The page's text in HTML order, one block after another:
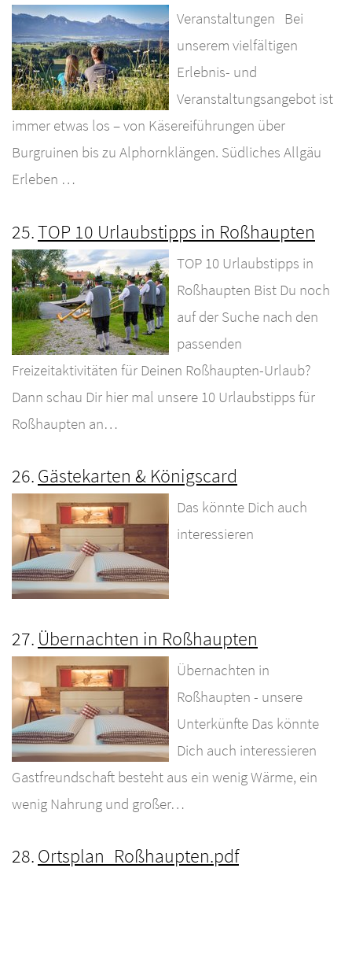
Veranstaltungen Bei
unserem vielfältigen
Erlebnis- und
Veranstaltungsangebot ist
immer etwas los – von Käsereiführungen über
Burgruinen bis zu Alphornklängen. Südliches Allgäu
Erleben …
25.TOP 10 Urlaubstipps in Roßhaupten
TOP 10 Urlaubstipps in
Roßhaupten Bist Du noch
auf der Suche nach den
passenden
Freizeitaktivitäten für Deinen Roßhaupten-Urlaub?
Dann schau Dir hier mal unsere 10 Urlaubstipps für
Roßhaupten an…
26. Gästekarten & Königscard
Das könnte Dich auch
interessieren
27. Übernachten in Roßhaupten
Übernachten in
Roßhaupten - unsere
Unterkünfte Das könnte
Dich auch interessieren
Gastfreundschaft besteht aus ein wenig Wärme, ein
wenig Nahrung und großer…
28. Ortsplan_Roßhaupten.pdf